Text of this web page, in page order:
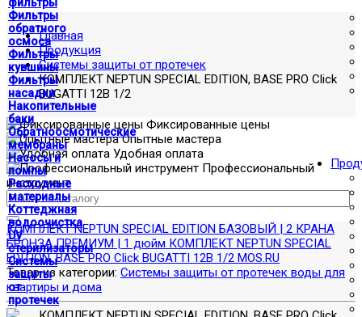
Фильтры
обратного
осмоса
Фильтры
кувшины
Фильтры
насадки
Накопительные
баки
Обратноосмотические
мембраны
Насосы и
помпы
Расходные
материалы
Коттеджная
водоочистка
UV
стерилизаторы
Системы
защиты
от
протечек
Главная
Продукция
Системы защиты от протечек
КОМПЛЕКТ NEPTUN SPECIAL EDITION, BASE PRO Click
BUGATTI 12В 1/2
Фиксированные цены
Опытные мастера
Удобная оплата
Профессиональный
инструмент
КОМПЛЕКТ NEPTUN SPECIAL EDITION БАЗОВЫЙ | 2 КРАНА
БРОНЗА ПРЕМИУМ | 1 дюйм КОМПЛЕКТ NEPTUN SPECIAL
EDITION, BASE PRO Click BUGATTI 12В 1/2 MOS.RU
Товар из категории: Системы защиты от протечек воды для
квартиры и дома